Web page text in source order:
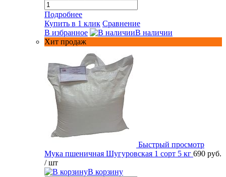
Подробнее
Купить в 1 клик Сравнение
В избранное
В наличии
Хит продаж
Быстрый просмотр
Мука пшеничная Шугуровская 1 сорт 5 кг 690 руб.
/ шт
В корзину